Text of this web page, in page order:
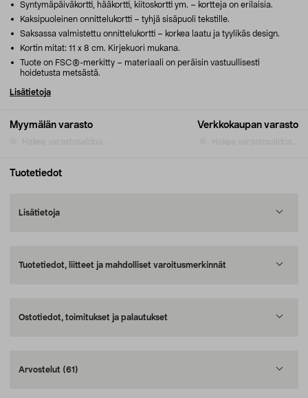
Myymälän varasto Verkkokaupan varasto
Syntymäpäiväkortti, hääkortti, kiitoskortti ym. – kortteja on erilaisia.
Kaksipuoleinen onnittelukortti – tyhjä sisäpuoli tekstille.
Saksassa valmistettu onnittelukortti – korkea laatu ja tyylikäs design.
Kortin mitat: 11 x 8 cm. Kirjekuori mukana.
Tuote on FSC®-merkitty – materiaali on peräisin vastuullisesti
hoidetusta metsästä.
Lisätietoja
Tuotetiedot
Lisätietoja
Tuotetiedot, liitteet ja mahdolliset varoitusmerkinnät
Ostotiedot, toimitukset ja palautukset
Arvostelut (61)